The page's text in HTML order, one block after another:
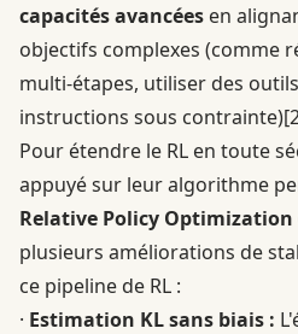
capacités avancées en
objectifs complexes (comme
multi-étapes, utiliser des
instructions sous contrainte)
Pour étendre le RL en toute
appuyé sur leur algorithme
Relative Policy Optimization
plusieurs améliorations de
ce pipeline de RL :
· Estimation KL sans biais :